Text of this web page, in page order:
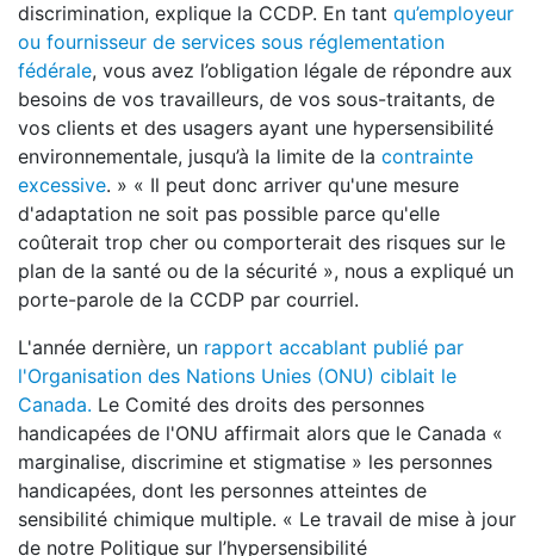
discrimination, explique la CCDP. En tant qu’employeur
ou fournisseur de services sous réglementation
fédérale, vous avez l’obligation légale de répondre aux
besoins de vos travailleurs, de vos sous-traitants, de
vos clients et des usagers ayant une hypersensibilité
environnementale, jusqu’à la limite de la contrainte
excessive. » « Il peut donc arriver qu'une mesure
d'adaptation ne soit pas possible parce qu'elle
coûterait trop cher ou comporterait des risques sur le
plan de la santé ou de la sécurité », nous a expliqué un
porte-parole de la CCDP par courriel.
L'année dernière, un rapport accablant publié par
l'Organisation des Nations Unies (ONU) ciblait le
Canada. Le Comité des droits des personnes
handicapées de l'ONU affirmait alors que le Canada «
marginalise, discrimine et stigmatise » les personnes
handicapées, dont les personnes atteintes de
sensibilité chimique multiple. « Le travail de mise à jour
de notre Politique sur l’hypersensibilité